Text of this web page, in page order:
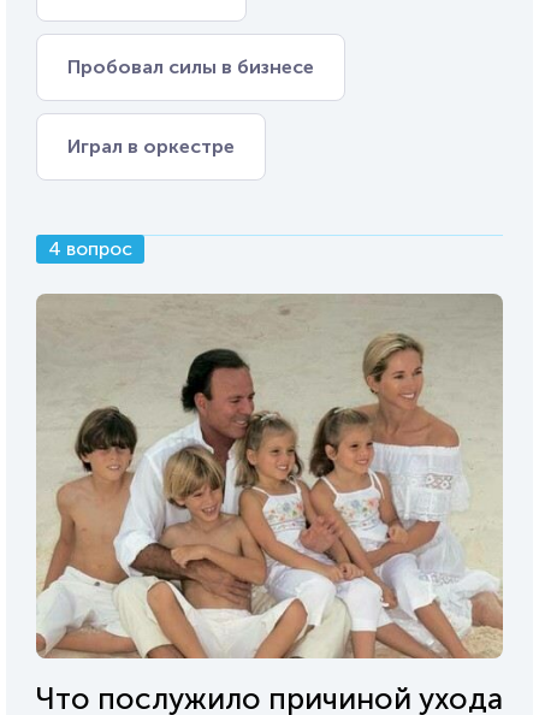
Пробовал силы в бизнесе
Играл в оркестре
4 вопрос
Что послужило причиной ухода